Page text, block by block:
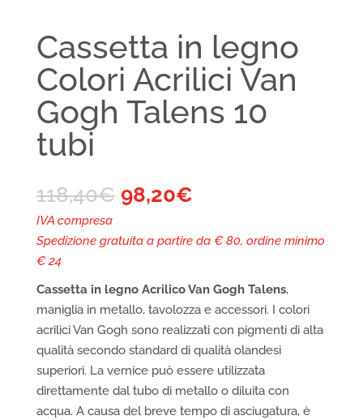
Cassetta in legno
Colori Acrilici Van
Gogh Talens 10
tubi
118,40€ 98,20€
IVA compresa
Spedizione gratuita a partire da € 80, ordine minimo
€ 24
Cassetta in legno Acrilico Van Gogh Talens,
maniglia in metallo, tavolozza e accessori. I colori
acrilici Van Gogh sono realizzati con pigmenti di alta
qualità secondo standard di qualità olandesi
superiori. La vernice può essere utilizzata
direttamente dal tubo di metallo o diluita con
acqua. A causa del breve tempo di asciugatura, è